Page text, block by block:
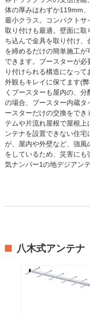
体の厚みはわずか119mm
最小クラス。コンパクト
取り付けも最適。壁面に
ち込んで金具を取り付け、
を締めるだけの簡単施工
できます。ブースターが
り付けられる構造になっ
外観もキレイに保てます(
くブースターも屋内の、
の場合、ブースター内蔵
ースターだけの交換をで
テムや片流れ屋根で屋根
ンテナを設置できない住
が、屋内や外壁など、強風
をしているため、災害にも
気ナンバー1の地デジアン
八木式アンテナ